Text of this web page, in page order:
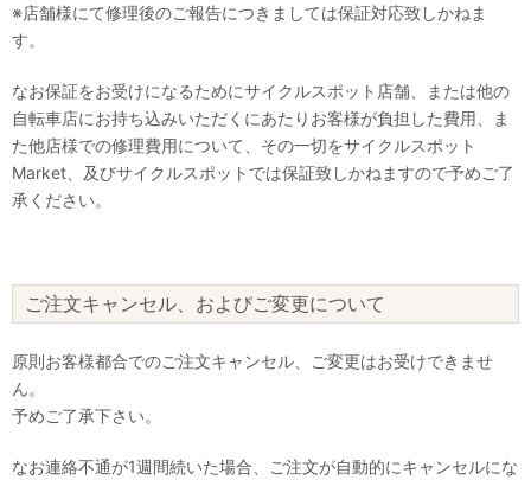
※店舗様にて修理後のご報告につきましては保証対応致しかねま
す。
なお保証をお受けになるためにサイクルスポット店舗、または他の
自転車店にお持ち込みいただくにあたりお客様が負担した費用、ま
た他店様での修理費用について、その一切をサイクルスポット
Market、及びサイクルスポットでは保証致しかねますので予めご了
承ください。
ご注文キャンセル、およびご変更について
原則お客様都合でのご注文キャンセル、ご変更はお受けできませ
ん。
予めご了承下さい。
なお連絡不通が1週間続いた場合、ご注文が自動的にキャンセルにな